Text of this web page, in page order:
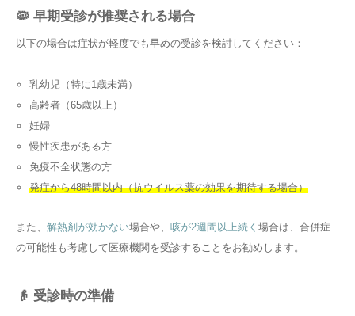
🦠 早期受診が推奨される場合
以下の場合は症状が軽度でも早めの受診を検討してください：
乳幼児（特に1歳未満）
高齢者（65歳以上）
妊婦
慢性疾患がある方
免疫不全状態の方
発症から48時間以内（抗ウイルス薬の効果を期待する場合）
また、 解熱剤が効かない場合や、 咳が2週間以上続く 場合は、合併症
の可能性も考慮して医療機関を受診することをお勧めします。
👴 受診時の準備